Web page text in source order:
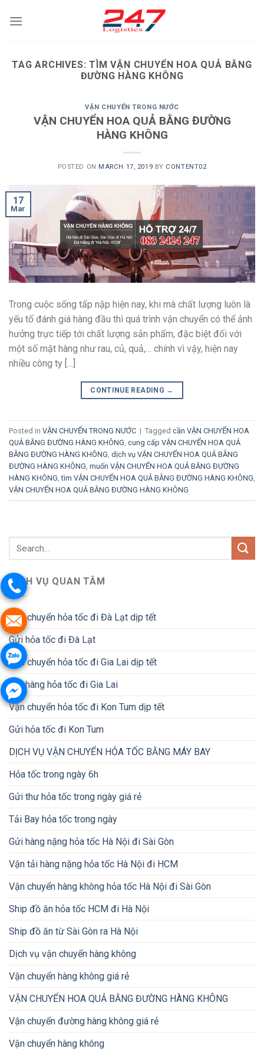
TAG ARCHIVES:TÌM VẬN CHUYỂN HOA QUẢ BẰNG
ĐƯỜNG HÀNG KHÔNG
VẬN CHUYỂN TRONG NƯỚC
VẬN CHUYỂN HOA QUẢ BẰNG ĐƯỜNG
HÀNG KHÔNG
POSTED ON MARCH 17, 2019 BY CONTENT02
17
Mar
Trong cuộc sống tấp nập hiện nay, khi mà chất lượng luôn là
yếu tố đánh giá hàng đầu thì quá trình vận chuyển có thể ảnh
hưởng trực tiếp tới chất lượng sản phẩm, đặc biệt đối với
một số mặt hàng như rau, củ, quả,… chính vì vậy, hiện nay
nhiều công ty […]
CONTINUE READING →
Posted in VẬN CHUYỂN TRONG NƯỚC | Tagged cần VẬN CHUYỂN HOA
QUẢ BẰNG ĐƯỜNG HÀNG KHÔNG cung cấp VẬN CHUYỂN HOA QUẢ
BẰNG ĐƯỜNG HÀNG KHÔNG dịch vụ VẬN CHUYỂN HOA QUẢ BẰNG
ĐƯỜNG HÀNG KHÔNG muốn VẬN CHUYỂN HOA QUẢ BẰNG ĐƯỜNG
HÀNG KHÔNG ,tìm VẬN CHUYỂN HOA QUẢ BẰNG ĐƯỜNG HÀNG KHÔNG
VẬN CHUYỂN HOA QUẢ BẰNG ĐƯỜNG HÀNG KHÔNG
DỊCH VỤ QUAN TÂM
Vận chuyển hỏa tốc đi Đà Lạt dịp tết
Gửi hỏa tốc đi Đà Lạt
Vận chuyển hỏa tốc đi Gia Lai dịp tết
Gửi hàng hỏa tốc đi Gia Lai
Vận chuyển hỏa tốc đi Kon Tum dịp tết
Gửi hỏa tốc đi Kon Tum
DỊCH VỤ VẬN CHUYỂN HỎA TỐC BẰNG MÁY BAY
Hỏa tốc trong ngày 6h
Gửi thư hỏa tốc trong ngày giá rẻ
Tải Bay hỏa tốc trong ngày
Gửi hàng nặng hỏa tốc Hà Nội đi Sài Gòn
Vận tải hàng nặng hỏa tốc Hà Nội đi HCM
Vận chuyển hàng không hỏa tốc Hà Nội đi Sài Gòn
Ship đồ ăn hỏa tốc HCM đi Hà Nội
Ship đồ ăn từ Sài Gòn ra Hà Nội
Dịch vụ vận chuyển hàng không
Vận chuyển hàng không giá rẻ
VẬN CHUYỂN HOA QUẢ BẰNG ĐƯỜNG HÀNG KHÔNG
Vận chuyển đường hàng không giá rẻ
Vận chuyển hàng không